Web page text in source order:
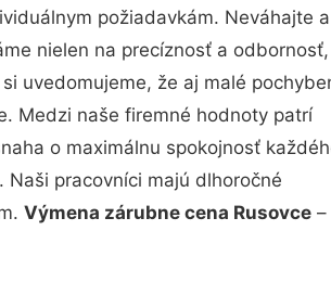
požiadavkám. Neváhajte a
nielen na precíznosť a
uvedomujeme, že aj malé
Medzi naše firemné hodnoty patrí
o maximálnu spokojnosť
pracovníci majú dlhoročné
Výmena zárubne cena Rusovce –